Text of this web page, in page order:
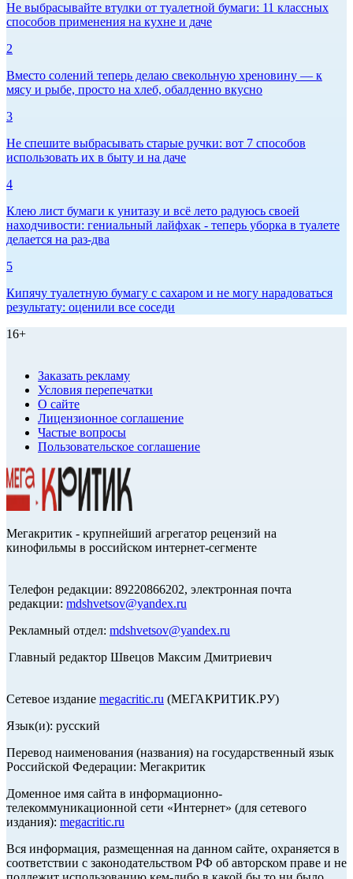
Не выбрасывайте втулки от туалетной бумаги: 11 классных
способов применения на кухне и даче
2
Вместо солений теперь делаю свекольную хреновину — к
мясу и рыбе, просто на хлеб, обалденно вкусно
3
Не спешите выбрасывать старые ручки: вот 7 способов
использовать их в быту и на даче
4
Клею лист бумаги к унитазу и всё лето радуюсь своей
находчивости: гениальный лайфхак - теперь уборка в туалете
делается на раз-два
5
Кипячу туалетную бумагу с сахаром и не могу нарадоваться
результату: оценили все соседи
16+
Заказать рекламу
Условия перепечатки
О сайте
Лицензионное соглашение
Частые вопросы
Пользовательское соглашение
Мегакритик - крупнейший агрегатор рецензий на
кинофильмы в российском интернет-сегменте
Телефон редакции: 89220866202, электронная почта
редакции: mdshvetsov@yandex.ru
Рекламный отдел: mdshvetsov@yandex.ru
Главный редактор Швецов Максим Дмитриевич
Сетевое издание megacritic.ru (МЕГАКРИТИК.РУ)
Язык(и): русский
Перевод наименования (названия) на государственный язык
Российской Федерации: Мегакритик
Доменное имя сайта в информационно-
телекоммуникационной сети «Интернет» (для сетевого
издания): megacritic.ru
Вся информация, размещенная на данном сайте, охраняется в
соответствии с законодательством РФ об авторском праве и не